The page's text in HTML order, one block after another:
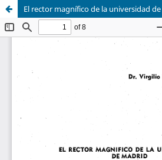
El rector magnífico de la universidad